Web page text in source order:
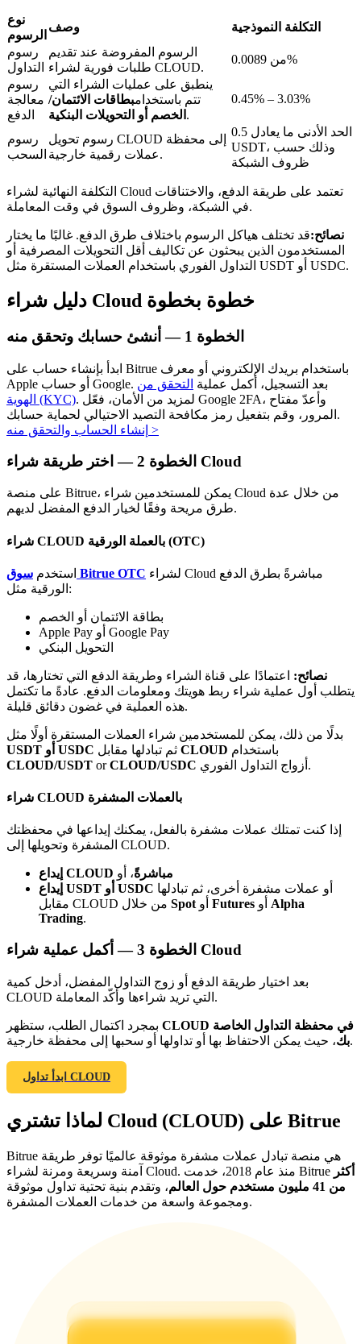
عمليات احتجاز BTR
استثمارات حصرية لحاملي BTR
خدمة الاقتراض المدعومة بالعملات المشفرة
احصل على أرباح طويلة الأجل وفوائد مرنة
تعلم الستاكينغ
تعرف على كيفية كسب الدخل السلبي
Bitrue
AI
شركاء Bitrue
نوع
الرسوم
وصف
التكلفة النموذجية
رسوم
التداول
الرسوم المفروضة عند تقديم
طلبات فورية لشراء CLOUD.
من 0.0089%
رسوم
معالجة
الدفع
ينطبق على عمليات الشراء التي
تتم باستخدامبطاقات الائتمان/
الخصم أو التحويلات البنكية .
0.45% – 3.03%
رسوم
السحب
رسوم تحويل CLOUD إلى محفظة
عملات رقمية خارجية.
الحد الأدنى ما يعادل 0.5
USDT، وذلك حسب
ظروف الشبكة
التكلفة النهائية لشراء Cloud تعتمد على طريقة الدفع، والاختناقات
في الشبكة، وظروف السوق في وقت المعاملة.
نصائح:قد تختلف هياكل الرسوم باختلاف طرق الدفع. غالبًا ما يختار
المستخدمون الذين يبحثون عن تكاليف أقل التحويلات المصرفية أو
التداول الفوري باستخدام العملات المستقرة مثل USDT أو USDC.
دليل شراء Cloud خطوة بخطوة
الخطوة أنشئ حسابك وتحقق منه
ابدأ بإنشاء حساب على Bitrue باستخدام بريدك الإلكتروني أو معرف
Apple أو حساب Google. بعد التسجيل، أكمل عملية التحقق من
الهوية (KYC). لمزيد من الأمان، فعّل Google 2FA، وأعدّ مفتاح
المرور، وقم بتفعيل رمز مكافحة التصيد الاحتيالي لحماية حسابك.
إنشاء الحساب والتحقق منه >
الخطوة اختر طريقة شراء Cloud
على منصة Bitrue، يمكن للمستخدمين شراء Cloud من خلال عدة
طرق مريحة وفقًا لخيار الدفع المفضل لديهم.
شراء CLOUD بالعملة الورقية (OTC)
استخدم سوق Bitrue OTC
الورقية مثل:
بطاقة الائتمان أو الخصم
Apple Pay أو Google Pay
التحويل البنكي
نصائح: اعتمادًا على قناة الشراء وطريقة الدفع التي تختارها، قد
يتطلب أول عملية شراء ربط هويتك ومعلومات الدفع. عادةً ما تكتمل
هذه العملية في غضون دقائق قليلة.
بدلًا من ذلك، يمكن للمستخدمين شراء العملات المستقرة أولًا مثل
USDT أو USDC
CLOUD باستخدام
CLOUD/USDT orCLOUD/USDC أزواج التداول الفوري.
شراء CLOUD بالعملات المشفرة
إذا كنت تمتلك عملات مشفرة بالفعل، يمكنك إيداعها في محفظتك
المشفرة وتحويلها إلى CLOUD.
إيداع CLOUD مباشرةً، أو
إيداع USDT أو USDC
Spot Futures
Alpha
Trading.
الخطوة أكمل عملية شراء Cloud
بعد اختيار طريقة الدفع أو زوج التداول المفضل، أدخل كمية
CLOUD التي تريد شراءها وأكّد المعاملة.
CLOUD في محفظة التداول الخاصة
بك، حيث يمكن الاحتفاظ بها أو تداولها أو سحبها إلى محفظة خارجية.
ابدأ تداول CLOUD
لماذا تشتري Cloud (CLOUD) على Bitrue
Bitrue هي منصة تبادل عملات مشفرة موثوقة عالميًا توفر طريقة
آمنة وسريعة ومرنة لشراء Cloud. منذ عام 2018، خدمت Bitrue أكثر
من 41 مليون مستخدم حول العالم
، وتقدم بنية تحتية تداول موثوقة
ومجموعة واسعة من خدمات العملات المشفرة.